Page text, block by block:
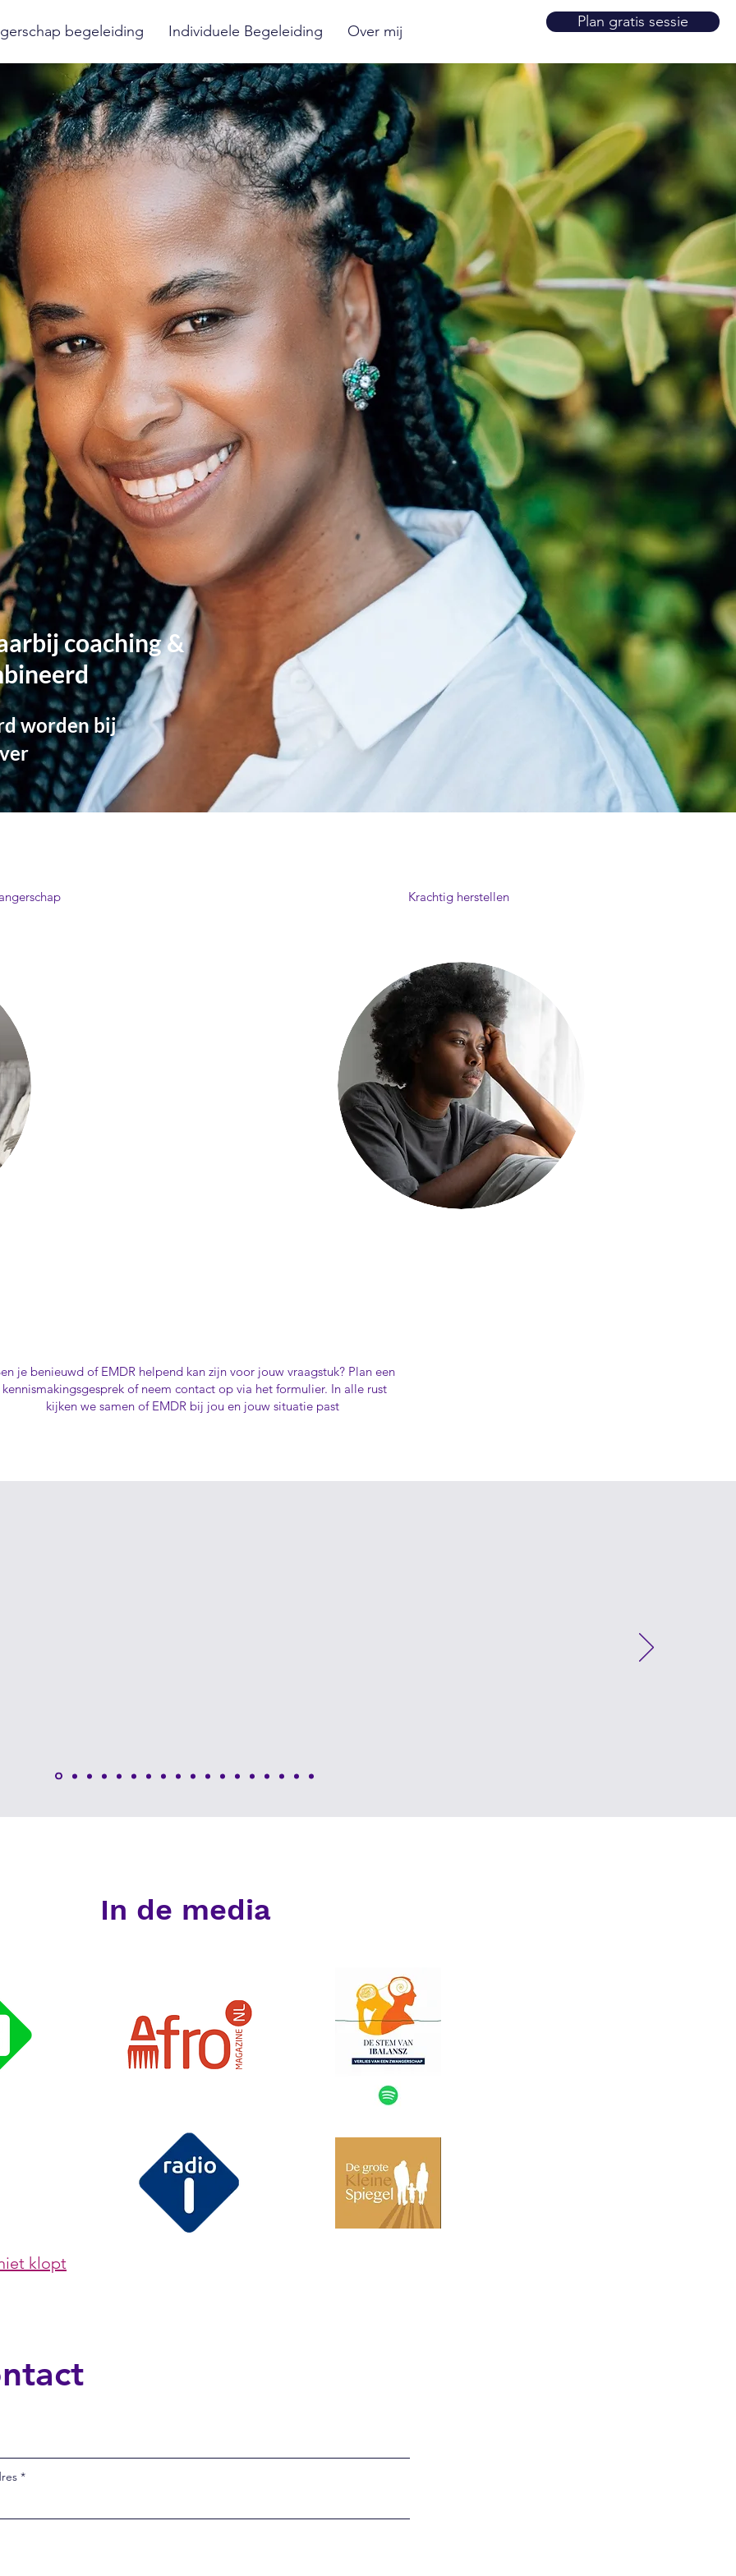
Plan gratis sessie
begeleiding Individuele Begeleiding Over mij
coaching &
worden bij
Krachtig herstellen
je benieuwd of EMDR helpend kan zijn voor jouw vraagstuk? Plan een
kennismakingsgesprek of neem contact op via het formulier. In alle rust
kijken we samen of EMDR bij jou en jouw situatie past
In de media
klopt